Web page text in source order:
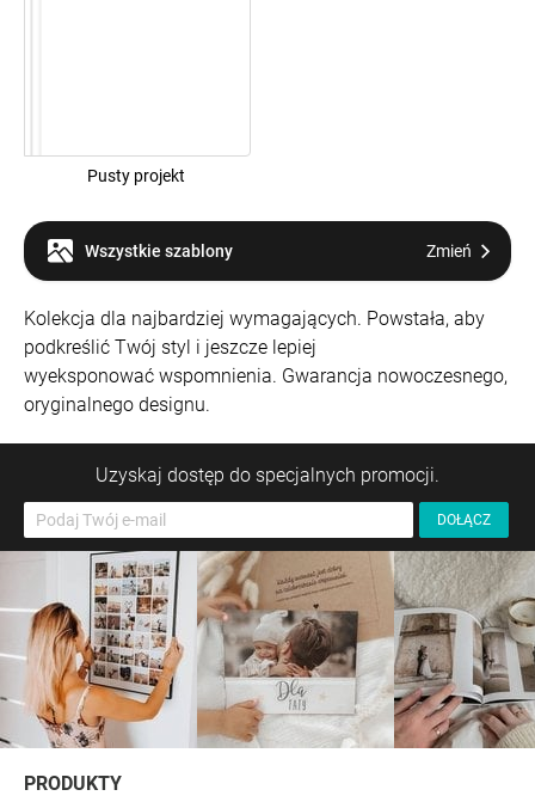
Pusty projekt
Wszystkie szablony Zmień
Kolekcja dla najbardziej wymagających. Powstała, aby
podkreślić Twój styl i jeszcze lepiej
wyeksponować wspomnienia. Gwarancja nowoczesnego,
oryginalnego designu.
Uzyskaj dostęp do specjalnych promocji.
PRODUKTY